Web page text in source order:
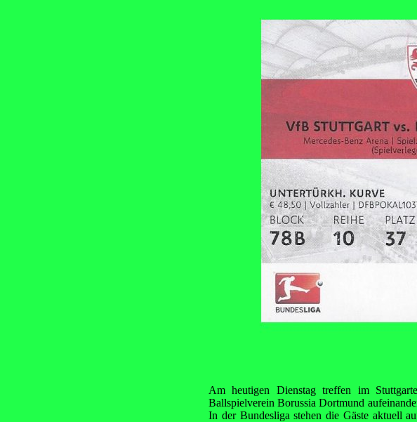
Am heutigen Dienstag treffen im
Ballspielverein Borussia Dortmund
In der Bundesliga stehen die Gäste aktuell